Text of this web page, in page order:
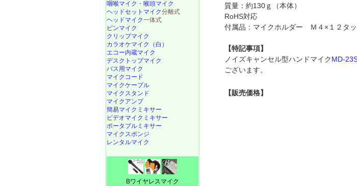
質量：約130ｇ（本体）
RoHS対応
付属品：マイクホルダー Ｍ４×１２タッ
【特記事項】
ノイズキャンセル型ハンドマイクMD-
ございます。
【販売価格】
咽喉マイク・喉頭マイク
ヘッドセットマイク分離式
ヘッドマイク一体式
ピンマイク
クリップマイク
カラオケマイク（白）
エコー内蔵マイク
デスクトップマイク
バス用マイク
マイクコード
マイクケーブル
マイクスタンド
マイクアンプ
簡易マイクミキサー
ビデオマイクミキサー
ポータブルミキサー
マイクスポンジ
レンタルマイク
Bワイヤレスマイク